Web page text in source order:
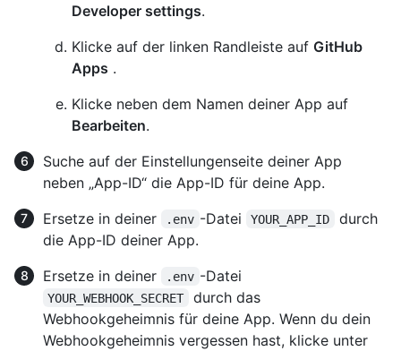
Developer settings.
Klicke auf der linken Randleiste auf GitHub
Apps .
Klicke neben dem Namen deiner App auf
Bearbeiten.
Suche auf der Einstellungenseite deiner App
neben „App-ID“ die App-ID für deine App.
Ersetze in deiner
.env -Datei YOUR_APP_ID
durch
die App-ID deiner App.
Ersetze in deiner
.env -Datei
YOUR_WEBHOOK_SECRET
durch das
Webhookgeheimnis für deine App. Wenn du dein
Webhookgeheimnis vergessen hast, klicke unter